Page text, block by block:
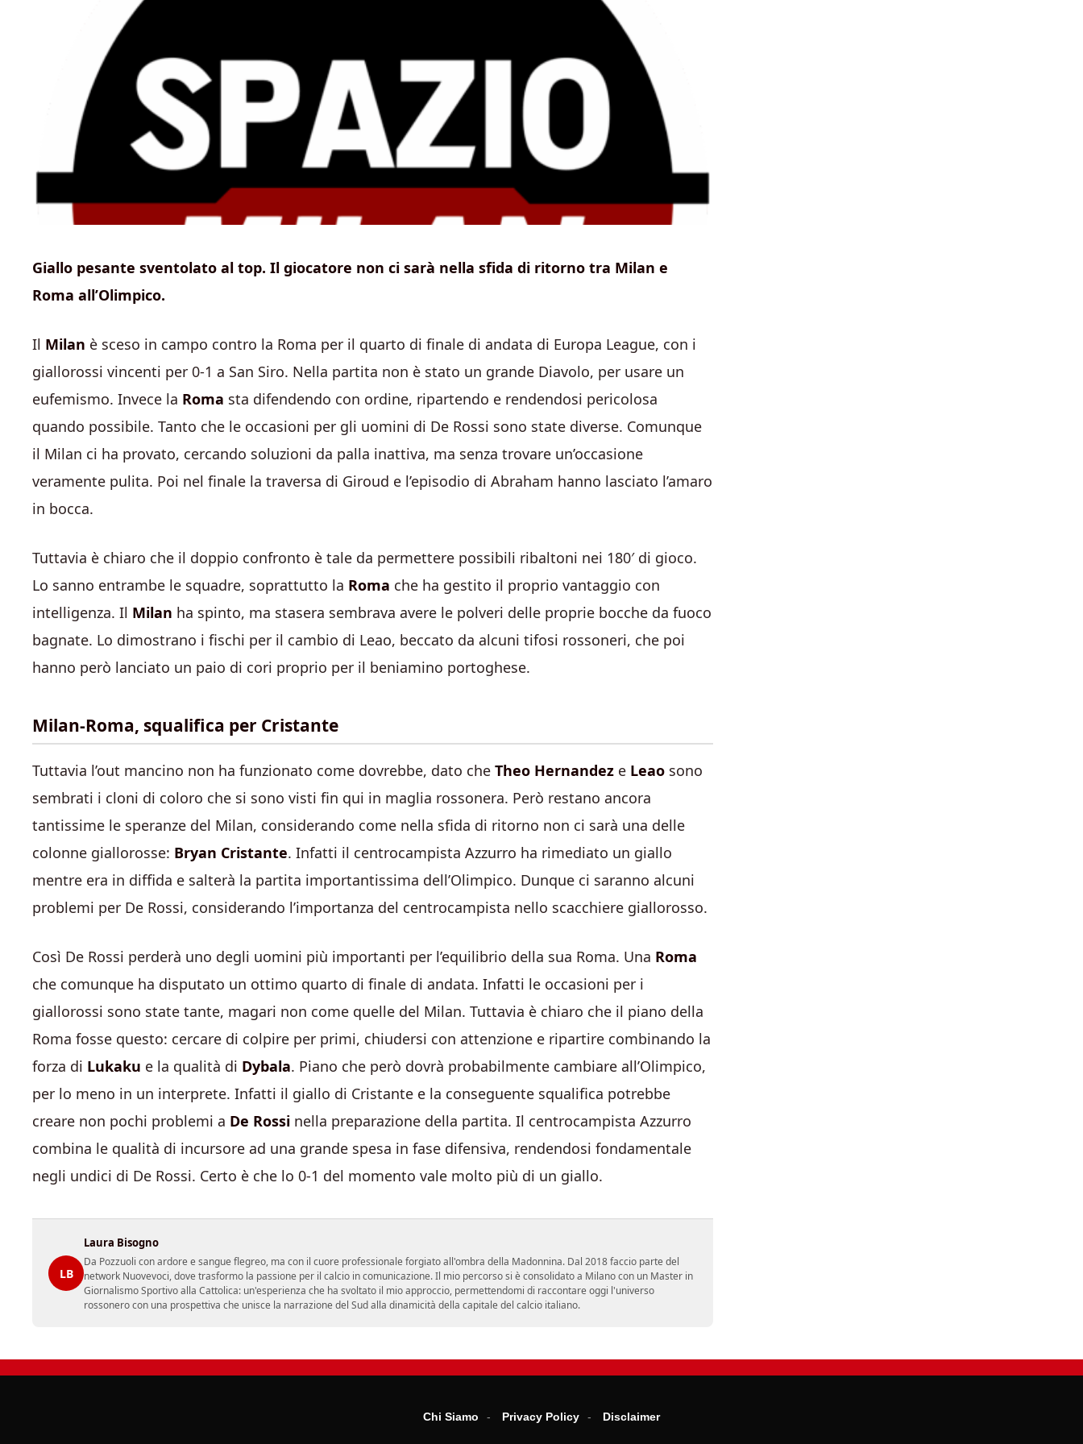
Giallo pesante sventolato al top. Il giocatore non ci sarà nella sfida di ritorno tra Milan e
Roma all’Olimpico.
Il Milan è sceso in campo contro la Roma per il quarto di finale di andata di Europa League, con i
giallorossi vincenti per 0-1 a San Siro. Nella partita non è stato un grande Diavolo, per usare un
eufemismo. Invece la Roma sta difendendo con ordine, ripartendo e rendendosi pericolosa
quando possibile. Tanto che le occasioni per gli uomini di De Rossi sono state diverse. Comunque
il Milan ci ha provato, cercando soluzioni da palla inattiva, ma senza trovare un’occasione
veramente pulita. Poi nel finale la traversa di Giroud e l’episodio di Abraham hanno lasciato l’amaro
in bocca.
Tuttavia è chiaro che il doppio confronto è tale da permettere possibili ribaltoni nei 180′ di gioco.
Lo sanno entrambe le squadre, soprattutto la Roma che ha gestito il proprio vantaggio con
intelligenza. Il Milan ha spinto, ma stasera sembrava avere le polveri delle proprie bocche da fuoco
bagnate. Lo dimostrano i fischi per il cambio di Leao, beccato da alcuni tifosi rossoneri, che poi
hanno però lanciato un paio di cori proprio per il beniamino portoghese.
Milan-Roma, squalifica per Cristante
Tuttavia l’out mancino non ha funzionato come dovrebbe, dato che Theo Hernandez e Leao sono
sembrati i cloni di coloro che si sono visti fin qui in maglia rossonera. Però restano ancora
tantissime le speranze del Milan, considerando come nella sfida di ritorno non ci sarà una delle
colonne giallorosse: Bryan Cristante. Infatti il centrocampista Azzurro ha rimediato un giallo
mentre era in diffida e salterà la partita importantissima dell’Olimpico. Dunque ci saranno alcuni
problemi per De Rossi, considerando l’importanza del centrocampista nello scacchiere giallorosso.
Così De Rossi perderà uno degli uomini più importanti per l’equilibrio della sua Roma. Una Roma
che comunque ha disputato un ottimo quarto di finale di andata. Infatti le occasioni per i
giallorossi sono state tante, magari non come quelle del Milan. Tuttavia è chiaro che il piano della
Roma fosse questo: cercare di colpire per primi, chiudersi con attenzione e ripartire combinando la
forza di Lukaku e la qualità di Dybala. Piano che però dovrà probabilmente cambiare all’Olimpico,
per lo meno in un interprete. Infatti il giallo di Cristante e la conseguente squalifica potrebbe
creare non pochi problemi a De Rossi nella preparazione della partita. Il centrocampista Azzurro
combina le qualità di incursore ad una grande spesa in fase difensiva, rendendosi fondamentale
negli undici di De Rossi. Certo è che lo 0-1 del momento vale molto più di un giallo.
LB
Laura Bisogno
Da Pozzuoli con ardore e sangue flegreo, ma con il cuore professionale forgiato all'ombra della Madonnina. Dal 2018 faccio parte del
network Nuovevoci, dove trasformo la passione per il calcio in comunicazione. Il mio percorso si è consolidato a Milano con un Master in
Giornalismo Sportivo alla Cattolica: un'esperienza che ha svoltato il mio approccio, permettendomi di raccontare oggi l'universo
rossonero con una prospettiva che unisce la narrazione del Sud alla dinamicità della capitale del calcio italiano.
Chi Siamo Privacy Policy Disclaimer